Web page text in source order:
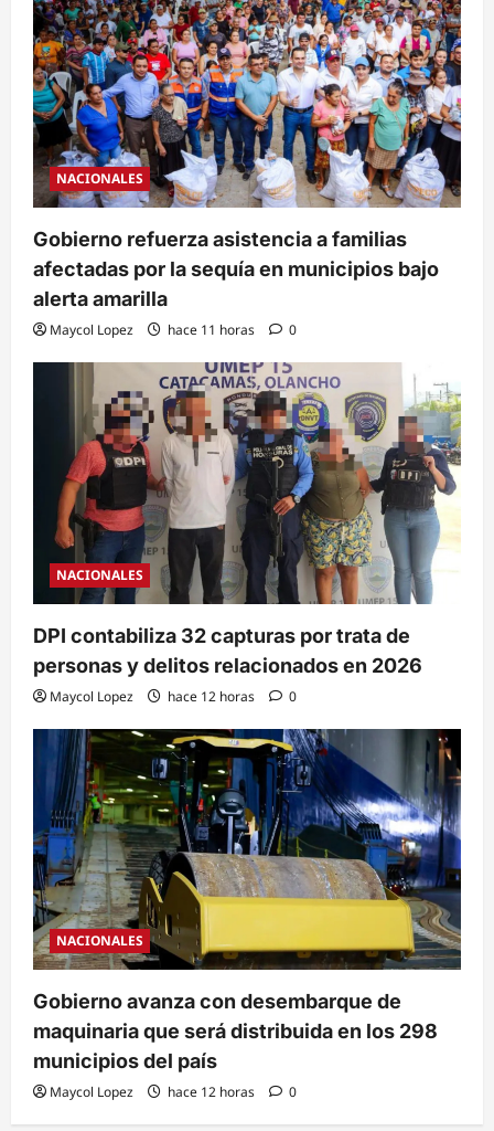
NACIONALES
Gobierno refuerza asistencia a familias
afectadas por la sequía en municipios bajo
alerta amarilla
Maycol Lopez hace 11 horas 0
NACIONALES
DPI contabiliza 32 capturas por trata de
personas y delitos relacionados en 2026
Maycol Lopez hace 12 horas 0
NACIONALES
Gobierno avanza con desembarque de
maquinaria que será distribuida en los 298
municipios del país
Maycol Lopez hace 12 horas 0